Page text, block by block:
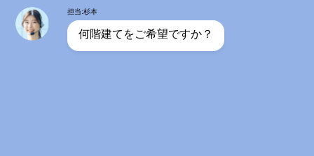
担当:杉本
何階建てをご希望ですか？